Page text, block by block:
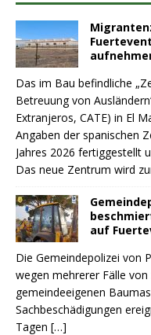
Das im Bau befindliche
Betreuung von
Extranjeros, CATE) in El
Angaben der spanischen
Jahres 2026 fertiggestellt
Das neue Zentrum wird
auf
Die Gemeindepolizei von
wegen mehrerer Fälle von
gemeindeeigenen
Sachbeschädigungen
Tagen […]